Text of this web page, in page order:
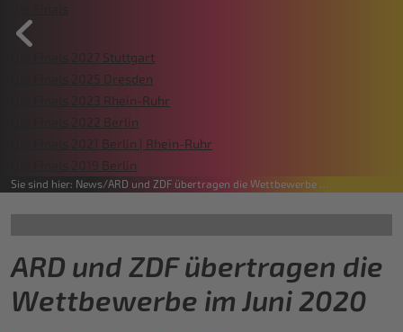
Die Finals 2027 Stuttgart
Die Finals 2025 Dresden
Die Finals 2023 Rhein-Ruhr
Die Finals 2022 Berlin
Die Finals 2021 Berlin | Rhein-Ruhr
Die Finals 2019 Berlin
Sie sind hier: News ARD und ZDF übertragen die Wettbewerbe …
ARD und ZDF übertragen die
Wettbewerbe im Juni 2020